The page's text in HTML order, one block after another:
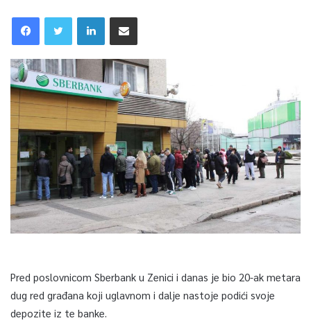
Pred poslovnicom Sberbank u Zenici i danas je bio 20-ak metara
dug red građana koji uglavnom i dalje nastoje podići svoje
depozite iz te banke.